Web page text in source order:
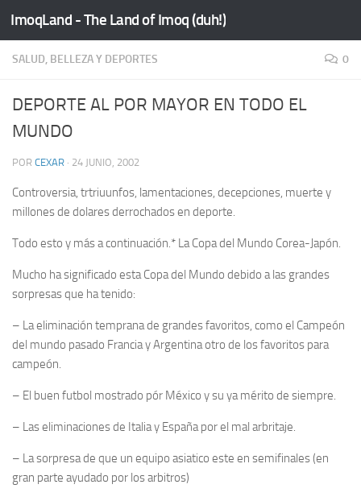
Saltar al contenido
ImoqLand - The Land of Imoq (duh!)
SALUD, BELLEZA Y DEPORTES 0
DEPORTE AL POR MAYOR EN TODO EL
MUNDO
POR CEXAR · 24 JUNIO, 2002
Controversia, trtriuunfos, lamentaciones, decepciones, muerte y
millones de dolares derrochados en deporte.
Todo esto y más a continuación.* La Copa del Mundo Corea-Japón.
Mucho ha significado esta Copa del Mundo debido a las grandes
sorpresas que ha tenido:
– La eliminación temprana de grandes favoritos, como el Campeón
del mundo pasado Francia y Argentina otro de los favoritos para
campeón.
– El buen futbol mostrado pór México y su ya mérito de siempre.
– Las eliminaciones de Italia y España por el mal arbritaje.
– La sorpresa de que un equipo asiatico este en semifinales (en
gran parte ayudado por los arbitros)